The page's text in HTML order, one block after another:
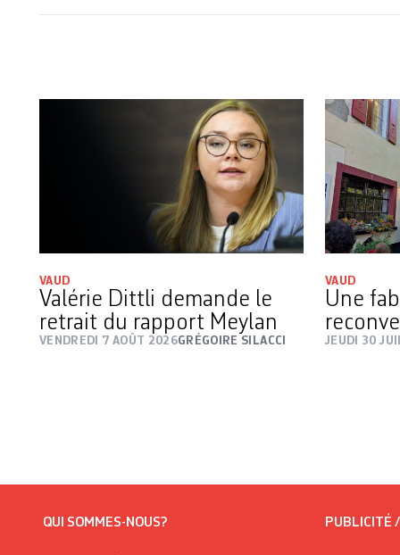
VAUD
Valérie Dittli demande le
retrait du rapport Meylan
VENDREDI 7 AOÛT 2026GRÉGOIRE SILACCI
VAUD
Une
JEUDI 30
QUI SOMMES-NOUS? PUBLICITÉ